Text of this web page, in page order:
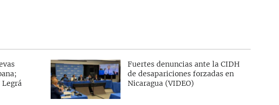
Fuertes denuncias ante la CIDH
de desapariciones forzadas en
Nicaragua (VIDEO)